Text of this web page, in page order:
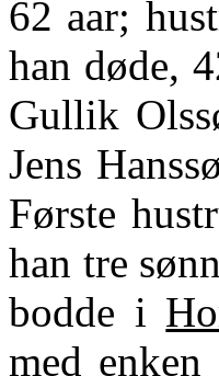
62 aar;
han døde,
Gullik
Jens
Første
han tre
bodde i
med enken